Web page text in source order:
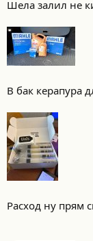
Шела залил не
В бак керапура
Расход ну прям